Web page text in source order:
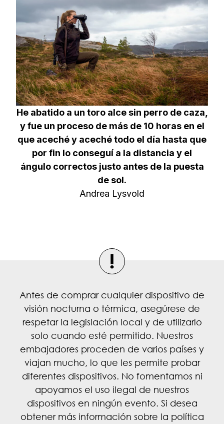
He abatido a un toro alce sin perro de caza,
y fue un proceso de más de 10 horas en el
que aceché y aceché todo el día hasta que
por fin lo conseguí a la distancia y el
ángulo correctos justo antes de la puesta
de sol.
Andrea Lysvold
Antes de comprar cualquier dispositivo de
visión nocturna o térmica, asegúrese de
respetar la legislación local y de utilizarlo
solo cuando esté permitido. Nuestros
embajadores proceden de varios países y
viajan mucho, lo que les permite probar
diferentes dispositivos. No fomentamos ni
apoyamos el uso ilegal de nuestros
dispositivos en ningún evento. Si desea
obtener más información sobre la política